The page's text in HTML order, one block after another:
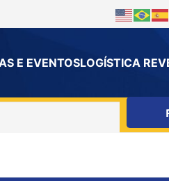
E EVENTOSLOGÍSTICA